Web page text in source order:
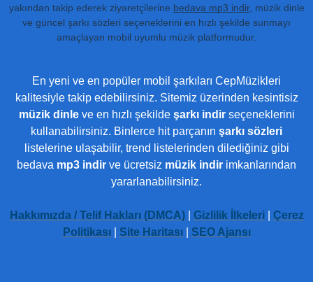
yakından takip ederek ziyaretçilerine bedava mp3 indir, müzik dinle
ve güncel şarkı sözleri seçeneklerini en hızlı şekilde sunmayı
amaçlayan mobil uyumlu müzik platformudur.
En yeni ve en popüler mobil şarkıları CepMüzikleri
kalitesiyle takip edebilirsiniz. Sitemiz üzerinden kesintisiz
müzik dinleve en hızlı şekilde şarkı indirseçeneklerini
kullanabilirsiniz. Binlerce hit parçanın şarkı sözleri
listelerine ulaşabilir, trend listelerinden dilediğiniz gibi
bedava mp3 indir ve ücretsiz müzik indir imkanlarından
yararlanabilirsiniz.
Hakkımızda / Telif Hakları (DMCA)| Gizlilik İlkeleri| Çerez
Politikası| Site Haritası| SEO Ajansı